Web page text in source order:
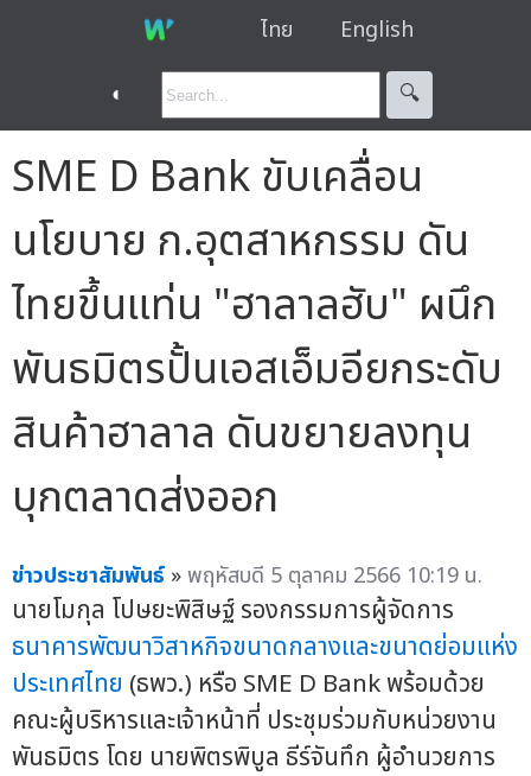
ไทย English
◐ 🔍︎
SME D Bank ขับเคลื่อน
นโยบาย ก.อุตสาหกรรม ดัน
ไทยขึ้นแท่น "ฮาลาลฮับ" ผนึก
พันธมิตรปั้นเอสเอ็มอียกระดับ
สินค้าฮาลาล ดันขยายลงทุน
บุกตลาดส่งออก
ข่าวประชาสัมพันธ์ »พฤหัสบดี 5 ตุลาคม 2566 10:19 น.
นายโมกุล โปษยะพิสิษฐ์ รองกรรมการผู้จัดการ
ธนาคารพัฒนาวิสาหกิจขนาดกลางและขนาดย่อมแห่ง
ประเทศไทย (ธพว.) หรือ SME D Bank พร้อมด้วย
คณะผู้บริหารและเจ้าหน้าที่ ประชุมร่วมกับหน่วยงาน
พันธมิตร โดย นายพิตรพิบูล ธีร์จันทึก ผู้อำนวยการ